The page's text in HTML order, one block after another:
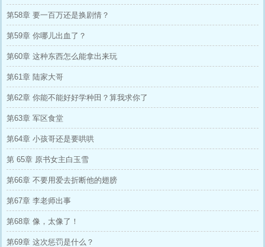
第58章 要一百万还是换剧情？
第59章 你哪儿出血了？
第60章 这种东西怎么能拿出来玩
第61章 陆家大哥
第62章 你能不能好好学种田？算我求你了
第63章 军区食堂
第64章 小孩哥还是要哄哄
第 65章 原书女主白玉雪
第66章 不要用爱去折断他的翅膀
第67章 李老师出事
第68章 像，太像了！
第69章 这次惩罚是什么？